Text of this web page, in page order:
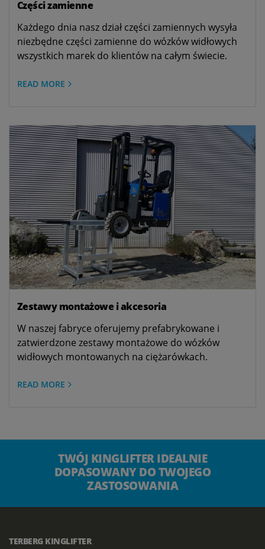
Części zamienne
Każdego dnia nasz dział części zamiennych wysyła
niezbędne części zamienne do wózków widłowych
wszystkich marek do klientów na całym świecie.
READ MORE
Zestawy montażowe i akcesoria
W naszej fabryce oferujemy prefabrykowane i
zatwierdzone zestawy montażowe do wózków
widłowych montowanych na ciężarówkach.
READ MORE
TWÓJ KINGLIFTER IDEALNIE
DOPASOWANY DO TWOJEGO
ZASTOSOWANIA
TERBERG KINGLIFTER